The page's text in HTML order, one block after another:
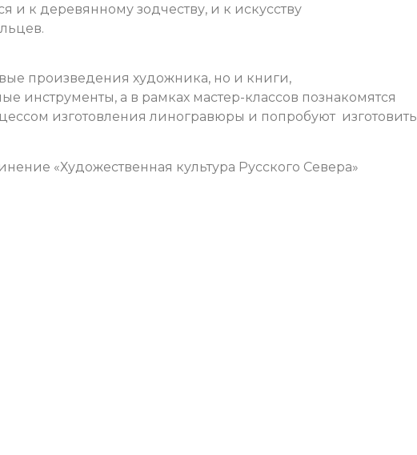
и к деревянному зодчеству, и к искусству
произведения художника, но и книги,
инструменты, а в рамках мастер-классов познакомятся
изготовления линогравюры и попробуют изготовить
«Художественная культура Русского Севера»